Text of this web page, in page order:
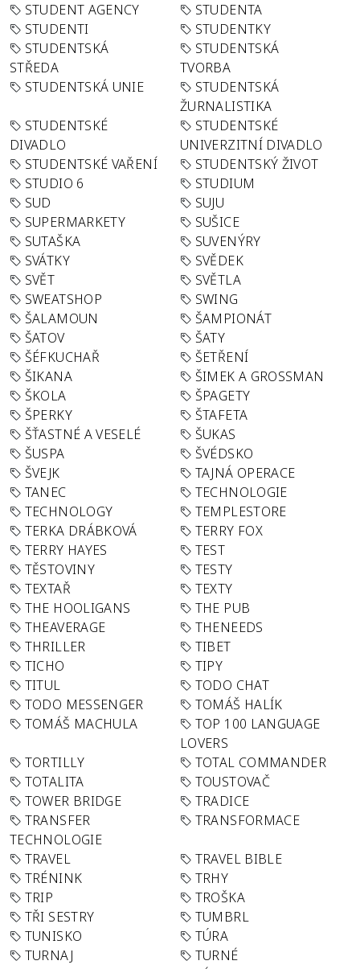
STUDENT AGENCY
STUDENTA
STUDENTI
STUDENTKY
STUDENTSKÁ
STŘEDA
STUDENTSKÁ
TVORBA
STUDENTSKÁ UNIE
STUDENTSKÁ
ŽURNALISTIKA
STUDENTSKÉ
DIVADLO
STUDENTSKÉ
UNIVERZITNÍ DIVADLO
STUDENTSKÉ VAŘENÍ
STUDENTSKÝ ŽIVOT
STUDIO 6
STUDIUM
SUD
SUJU
SUPERMARKETY
SUŠICE
SUTAŠKA
SUVENÝRY
SVÁTKY
SVĚDEK
SVĚT
SVĚTLA
SWEATSHOP
SWING
ŠALAMOUN
ŠAMPIONÁT
ŠATOV
ŠATY
ŠÉFKUCHAŘ
ŠETŘENÍ
ŠIKANA
ŠIMEK A GROSSMAN
ŠKOLA
ŠPAGETY
ŠPERKY
ŠTAFETA
ŠŤASTNÉ A VESELÉ
ŠUKAS
ŠUSPA
ŠVÉDSKO
ŠVEJK
TAJNÁ OPERACE
TANEC
TECHNOLOGIE
TECHNOLOGY
TEMPLESTORE
TERKA DRÁBKOVÁ
TERRY FOX
TERRY HAYES
TEST
TĚSTOVINY
TESTY
TEXTAŘ
TEXTY
THE HOOLIGANS
THE PUB
THEAVERAGE
THENEEDS
THRILLER
TIBET
TICHO
TIPY
TITUL
TODO CHAT
TODO MESSENGER
TOMÁŠ HALÍK
TOMÁŠ MACHULA
TOP 100 LANGUAGE
LOVERS
TORTILLY
TOTAL COMMANDER
TOTALITA
TOUSTOVAČ
TOWER BRIDGE
TRADICE
TRANSFER
TECHNOLOGIE
TRANSFORMACE
TRAVEL
TRAVEL BIBLE
TRÉNINK
TRHY
TRIP
TROŠKA
TŘI SESTRY
TUMBRL
TUNISKO
TÚRA
TURNAJ
TURNÉ